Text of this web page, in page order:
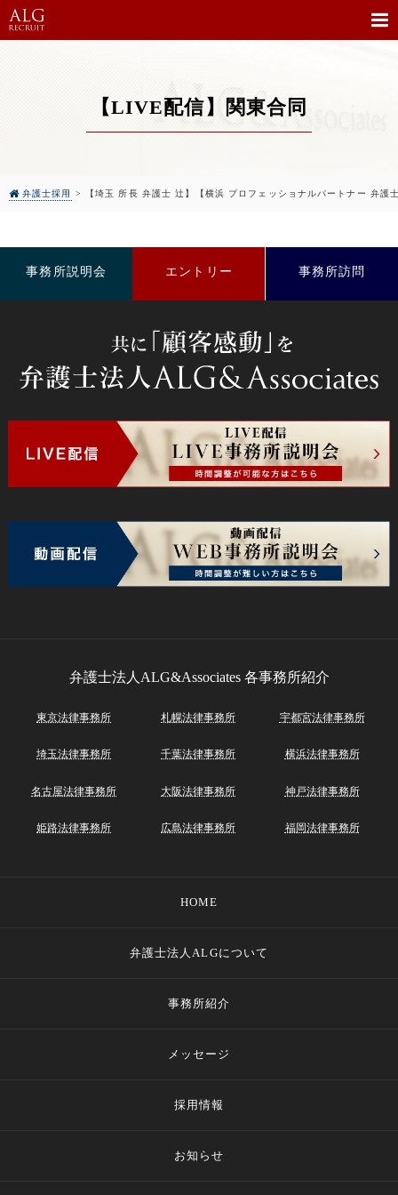
【LIVE配信】関東合同
弁護士採用 > 【埼玉 所長 弁護士 辻】【横浜 プロフェッショナルパートナー 弁護
弁護士法人ALG&Associates 各事務所紹介
東京法律事務所 札幌法律事務所 宇都宮法律事務所
埼玉法律事務所 千葉法律事務所 横浜法律事務所
名古屋法律事務所 大阪法律事務所 神戸法律事務所
姫路法律事務所 広島法律事務所 福岡法律事務所
HOME
弁護士法人ALGについて
事務所紹介
メッセージ
採用情報
お知らせ